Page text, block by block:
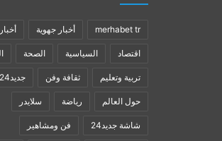
merhabet tr أخبار جهوية
اقتصاد السياسية الصحة
تربية وتعليم ثقافة وفن جديد24
حول العالم رياضة سلايدر
شاشة جديد24 فن ومشاهير